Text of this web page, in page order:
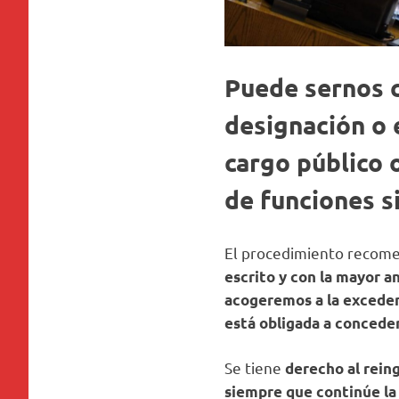
Puede sernos
designación o
cargo público
de funciones
El procedimiento
escrito y con la mayor
acogeremos a la
está obligada a
Se tiene derecho al
siempre que continúe